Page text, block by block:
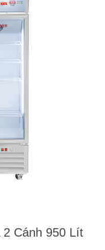
2 Cánh 950 Lít